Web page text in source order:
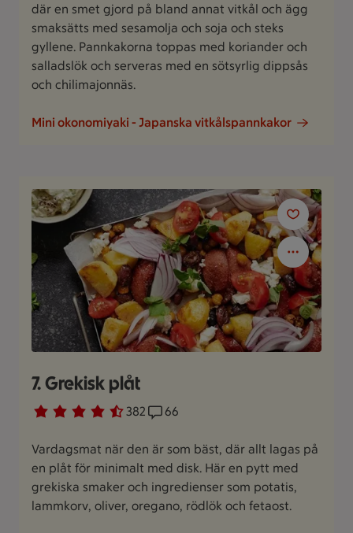
där en smet gjord på bland annat vitkål och ägg
smaksätts med sesamolja och soja och steks
gyllene. Pannkakorna toppas med koriander och
salladslök och serveras med en sötsyrlig dippsås
och chilimajonnäs.
Mini okonomiyaki - Japanska vitkålspannkakor
7. Grekisk plåt
Betyg 4.5 av 5. 382
382 personer har röstatReceptet har 66 kommentarer
66
Vardagsmat när den är som bäst, där allt lagas på
en plåt för minimalt med disk. Här en pytt med
grekiska smaker och ingredienser som potatis,
lammkorv, oliver, oregano, rödlök och fetaost.